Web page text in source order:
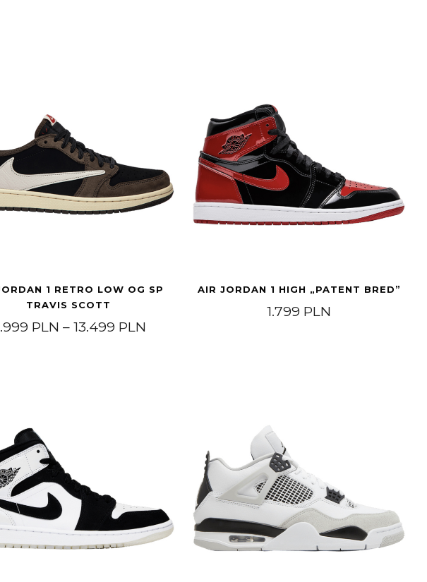
1 RETRO LOW OG SP
TRAVIS SCOTT
PLN – 13.499 PLN
AIR JORDAN 1 HIGH „PATENT BRED”
1.799 PLN